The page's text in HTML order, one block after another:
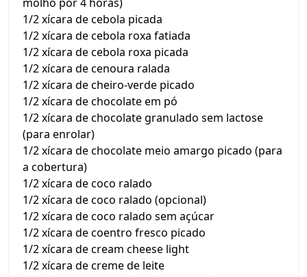
1/2 xícara de cebola picada
1/2 xícara de cebola roxa fatiada
1/2 xícara de cebola roxa picada
1/2 xícara de cenoura ralada
1/2 xícara de cheiro-verde picado
1/2 xícara de chocolate em pó
1/2 xícara de chocolate granulado sem lactose
(para enrolar)
1/2 xícara de chocolate meio amargo picado (para
a cobertura)
1/2 xícara de coco ralado
1/2 xícara de coco ralado (opcional)
1/2 xícara de coco ralado sem açúcar
1/2 xícara de coentro fresco picado
1/2 xícara de cream cheese light
1/2 xícara de creme de leite